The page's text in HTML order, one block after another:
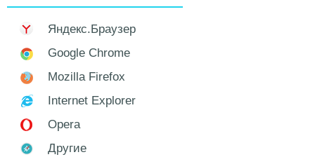
Яндекс.Браузер
Google Chrome
Mozilla Firefox
Internet Explorer
Opera
Другие